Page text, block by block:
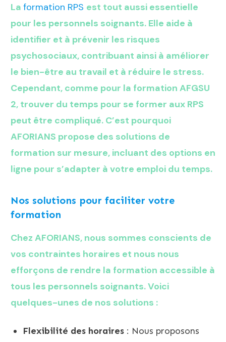
La formation RPS est tout aussi essentielle
pour les personnels soignants. Elle aide à
identifier et à prévenir les risques
psychosociaux, contribuant ainsi à améliorer
le bien-être au travail et à réduire le stress.
Cependant, comme pour la formation AFGSU
2, trouver du temps pour se former aux RPS
peut être compliqué. C’est pourquoi
AFORIANS propose des solutions de
formation sur mesure, incluant des options en
ligne pour s’adapter à votre emploi du temps.
Nos solutions pour faciliter votre
formation
Chez AFORIANS, nous sommes conscients de
vos contraintes horaires et nous nous
efforçons de rendre la formation accessible à
tous les personnels soignants. Voici
quelques-unes de nos solutions :
Flexibilité des horaires : Nous proposons